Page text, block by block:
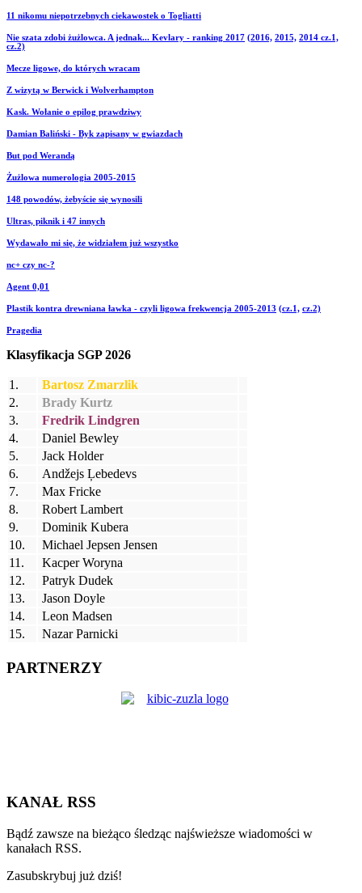
11 nikomu niepotrzebnych ciekawostek o Togliatti
Nie szata zdobi żużlowca. A jednak... Kevlary - ranking 2017 (2016, 2015, 2014 cz.1,
cz.2)
Mecze ligowe, do których wracam
Z wizytą w Berwick i Wolverhampton
Kask. Wołanie o epilog prawdziwy
Damian Baliński - Byk zapisany w gwiazdach
But pod Werandą
Żużlowa numerologia 2005-2015
148 powodów, żebyście się wynosili
Ultras, piknik i 47 innych
Wydawało mi się, że widziałem już wszystko
nc+ czy nc-?
Agent 0,01
Plastik kontra drewniana ławka - czyli ligowa frekwencja 2005-2013 (cz.1, cz.2)
Pragedia
Klasyfikacja SGP 2026
1.
Bartosz Zmarzlik
2.
Brady Kurtz
3.
Fredrik Lindgren
4.
Daniel Bewley
5.
Jack Holder
6.
Andžejs Ļebedevs
7.
Max Fricke
8.
Robert Lambert
9.
Dominik Kubera
10.
Michael Jepsen Jensen
11.
Kacper Woryna
12.
Patryk Dudek
13.
Jason Doyle
14.
Leon Madsen
15.
Nazar Parnicki
PARTNERZY
KANAŁ RSS
Bądź zawsze na bieżąco śledząc najświeższe wiadomości w
kanałach RSS.
Zasubskrybuj już dziś!